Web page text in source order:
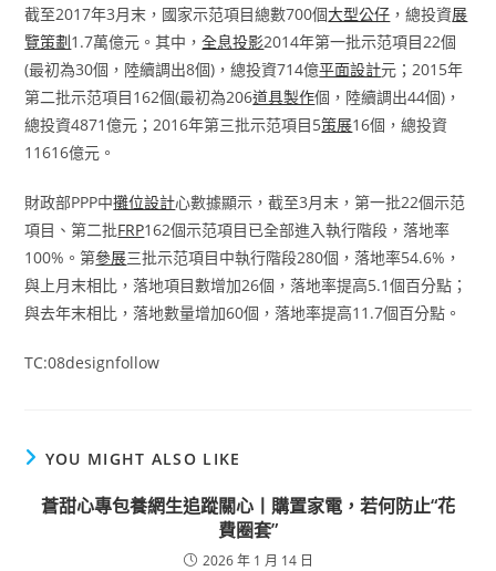
截至2017年3月末，國家示范項目總數700個大型公仔 ，總投資展
覽策劃1.7萬億元。其中，全息投影2014年第一批示范項目22個
(最初為30個，陸續調出8個)，總投資714億平面設計元；2015年
第二批示范項目162個(最初為206道具製作個，陸續調出44個)，
總投資4871億元；2016年第三批示范項目5策展16個，總投資
11616億元。
財政部PPP中攤位設計心數據顯示，截至3月末，第一批22個示范
項目、第二批FRP162個示范項目已全部進入執行階段，落地率
100%。第參展三批示范項目中執行階段280個，落地率54.6%，
與上月末相比，落地項目數增加26個，落地率提高5.1個百分點；
與去年末相比，落地數量增加60個，落地率提高11.7個百分點。
TC:08designfollow
YOU MIGHT ALSO LIKE
蒼甜心專包養網生追蹤關心丨購置家電，若何防止“花
費圈套”
2026 年 1 月 14 日